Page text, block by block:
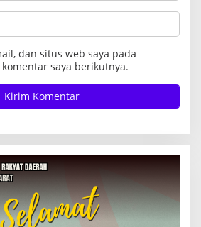
dan situs web saya pada
saya berikutnya.